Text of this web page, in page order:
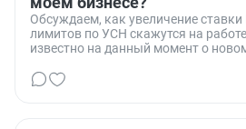
Обсуждаем, как увеличение
лимитов по УСН скажутся на
известно на данный момент о